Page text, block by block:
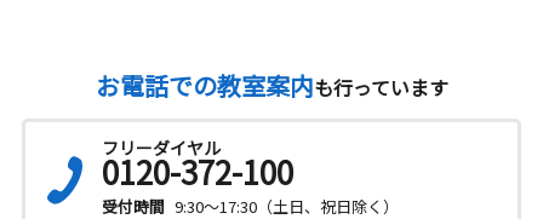
お電話での教室案内も行っています
フリーダイヤル
0120-372-100
受付時間 9:30～17:30（土日、祝日除く）